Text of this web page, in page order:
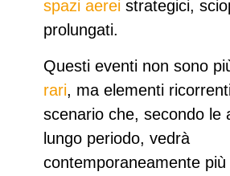
spazi aerei strategici,
prolungati.
Questi eventi non sono
rari, ma elementi
scenario che, secondo le
lungo periodo, vedrà
contemporaneamente più